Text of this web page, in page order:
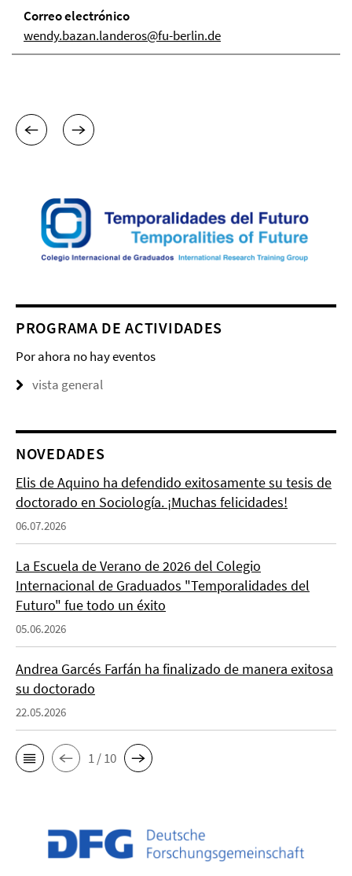
Correo electrónico
wendy.bazan.landeros@fu-berlin.de
PROGRAMA DE ACTIVIDADES
Por ahora no hay eventos
vista general
NOVEDADES
Elis de Aquino ha defendido exitosamente su tesis de
doctorado en Sociología. ¡Muchas felicidades!
06.07.2026
La Escuela de Verano de 2026 del Colegio
Internacional de Graduados "Temporalidades del
Futuro" fue todo un éxito
05.06.2026
Andrea Garcés Farfán ha finalizado de manera exitosa
su doctorado
22.05.2026
1 / 10